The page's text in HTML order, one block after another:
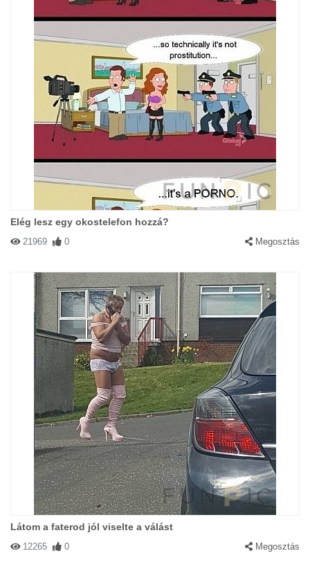
Elég lesz egy okostelefon hozzá?
21969 0 Megosztás
Látom a faterod jól viselte a válást
12265 0 Megosztás